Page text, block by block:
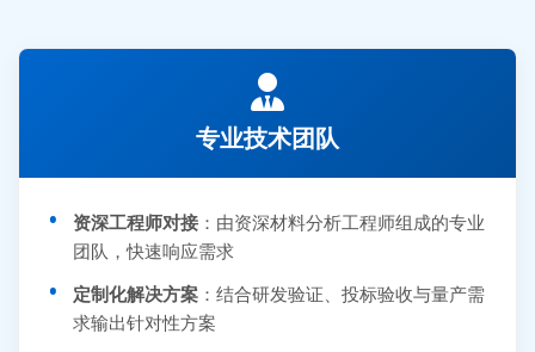
专业技术团队
资深工程师对接 ：由资深材料分析工程师组成的专业
团队，快速响应需求
定制化解决方案 ：结合研发验证、投标验收与量产需
求输出针对性方案